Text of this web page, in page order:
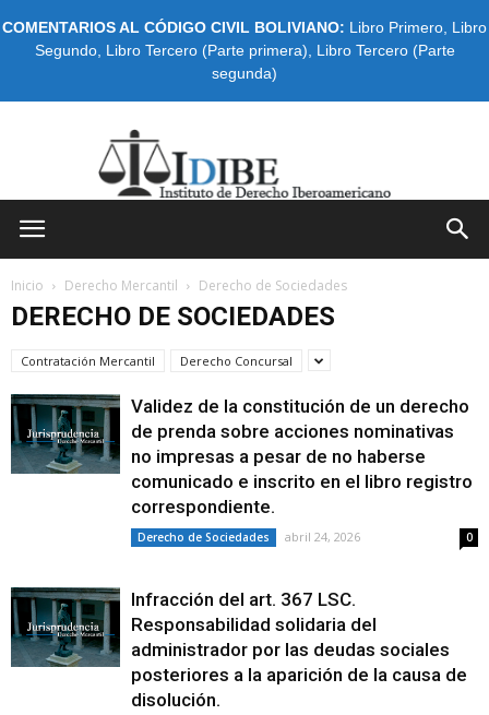
COMENTARIOS AL CÓDIGO CIVIL BOLIVIANO: Libro Primero Libro
Segundo, Libro Tercero (Parte primera)
Libro Tercero (Parte
segunda)
Inicio Derecho Mercantil Derecho de Sociedades
DERECHO DE SOCIEDADES
Contratación Mercantil Derecho Concursal
Validez de la constitución de un derecho
de prenda sobre acciones nominativas
no impresas a pesar de no haberse
comunicado e inscrito en el libro registro
correspondiente.
Derecho de Sociedades abril 24, 2026 0
Infracción del art. 367 LSC.
Responsabilidad solidaria del
administrador por las deudas sociales
posteriores a la aparición de la causa de
disolución.